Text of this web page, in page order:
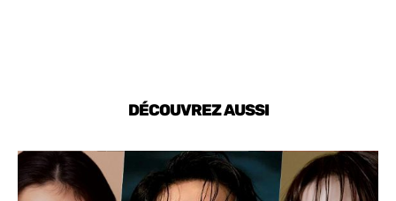
DÉCOUVREZ AUSSI